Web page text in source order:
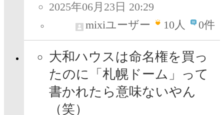
2025年06月23日 20:29
mixiユーザー
10人 0件
大和ハウスは命名権を買っ
たのに「札幌ドーム」って
書かれたら意味ないやん
（笑）